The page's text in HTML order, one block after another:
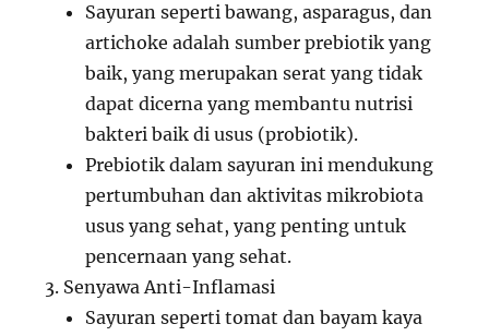
Sayuran seperti bawang, asparagus, dan
artichoke adalah sumber prebiotik yang
baik, yang merupakan serat yang tidak
dapat dicerna yang membantu nutrisi
bakteri baik di usus (probiotik).
Prebiotik dalam sayuran ini mendukung
pertumbuhan dan aktivitas mikrobiota
usus yang sehat, yang penting untuk
pencernaan yang sehat.
Senyawa Anti-Inflamasi
Sayuran seperti tomat dan bayam kaya